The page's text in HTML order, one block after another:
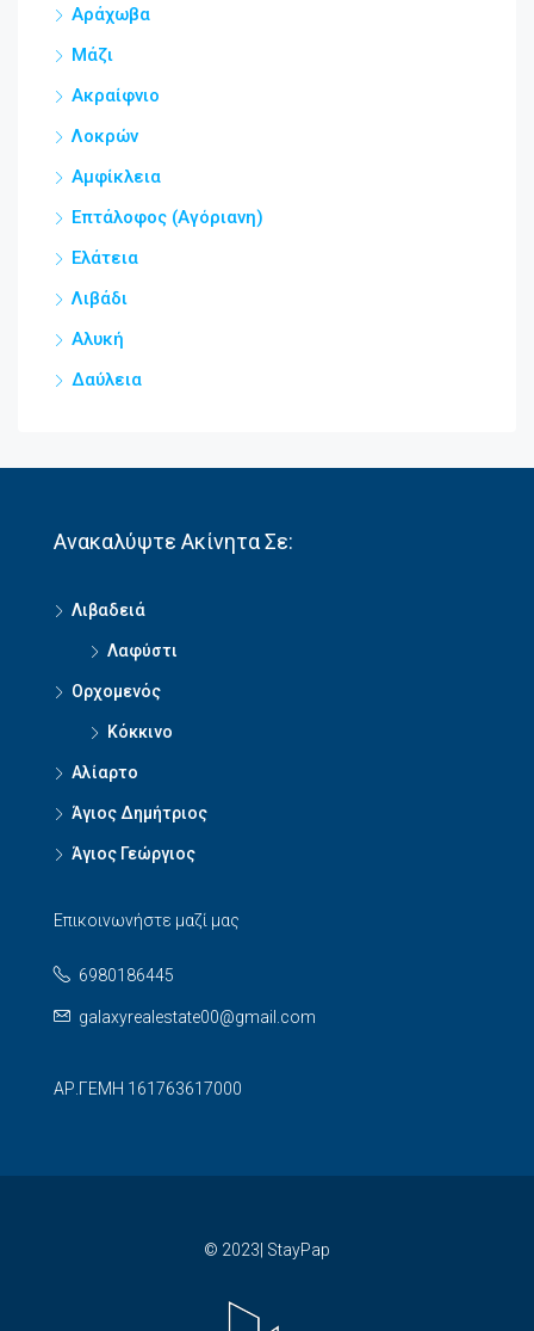
Αράχωβα
Μάζι
Ακραίφνιο
Λοκρών
Αμφίκλεια
Επτάλοφος (Αγόριανη)
Ελάτεια
Λιβάδι
Αλυκή
Δαύλεια
Ανακαλύψτε Ακίνητα Σε:
Λιβαδειά
Λαφύστι
Ορχομενός
Κόκκινο
Αλίαρτο
Άγιος Δημήτριος
Άγιος Γεώργιος
Επικοινωνήστε μαζί μας
6980186445
galaxyrealestate00@gmail.com
ΑΡ.ΓΕΜΗ 161763617000
© 2023| StayPap